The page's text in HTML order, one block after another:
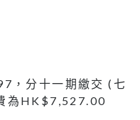
，分十一期繳交 (七
為HK$7,527.00